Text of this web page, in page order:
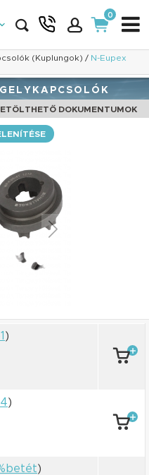
0
(Kuplungok) / N-Eupex
DOKUMENTUMOK
)
)
)